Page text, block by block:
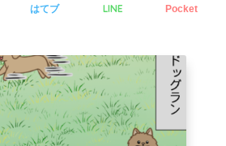
はてブ LINE Pocket